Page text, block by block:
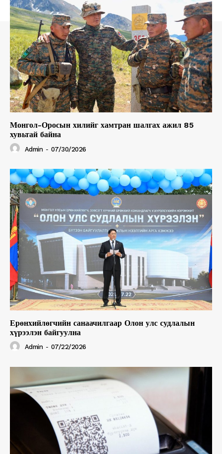
Монгол-Оросын хилийг хамтран шалгах ажил 85
хувьтай байна
Admin - 07/30/2026
Ерөнхийлөгчийн санаачилгаар Олон улс судлалын
хүрээлэн байгуулна
Admin - 07/22/2026